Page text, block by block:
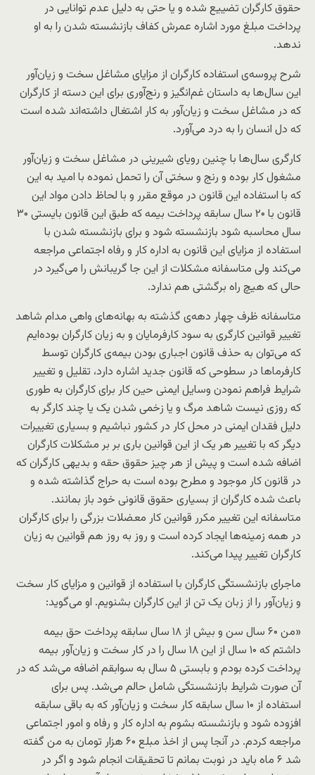
حقوق کارگران تضییع شده و یا حتی به دلیل عدم توانایی در
پرداخت مبلغ مورد اشاره عمرش کفاف بازنشسته شدن را به او
ندهد.
شرح پروسه‌ی استفاده کارگران از مزایای مشاغل سخت و زیان‌آور
این سال‌ها به داستان غم‌انگیز و رنج‌آوری برای این دسته از کارگران
که در مشاغل سخت و زیان‌آور به کار اشتغال داشته‌اند شده است
که دل انسان را به درد می‌آورد.
کارگری سال‌ها با چنین رویای شیرینی در مشاغل سخت و زیان‌آور
مشغول کار بوده و رنج و سختی آن را تحمل نموده با امید به این
که با استفاده این قانون در موقع مقرر و با لحاظ دادن مواد این
قانون با ۲۰ سال سابقه پرداخت بیمه که طبق این قانون بایستی ۳۰
سال محاسبه شود بازنشسته شود و برای بازنشسته شدن با
استفاده از مزایای این قانون به اداره کار و رفاه اجتماعی مراجعه
می‌کند ولی متاسفانه مشکلات از این جا گریبانش را می‌گیرد در
حالی که هیچ راه برگشتی هم ندارد.
متاسفانه ظرف چهار دهه‌ی گذشته به بهانه‌های واهی مدام شاهد
تغییر قوانین کارگری به سود کارفرمایان و به زیان کارگران بوده‌ایم
که می‌توان به حذف قانون اجباری بودن بیمه‌ی کارگران توسط
کارفرماها در سطوحی که قانون جدید اشاره دارد، تقلیل و تغییر
شرایط فراهم نمودن وسایل ایمنی حین کار برای کارگران به طوری
که روزی نیست شاهد مرگ و یا زخمی شدن یک یا چند کارگر به
دلیل فقدان ایمنی در محل کار در کشور نباشیم و بسیاری تغییرات
دیگر که با تغییر هر یک از این قوانین باری بر بر مشکلات کارگران
اضافه شده است و پیش از هر چیز حقوق حقه و بدیهی کارگران که
در قانون کار موجود و مطرح بوده است به حراج گذاشته شده و
باعث شده کارگران از بسیاری حقوق قانونی خود باز بمانند.
متاسفانه این تغییر مکرر قوانین کار معضلات بزرگی را برای کارگران
در همه زمینه‌ها ایجاد کرده است و روز به روز هم قوانین به زیان
کارگران تغییر پیدا می‌کند.
ماجرای بازنشستگی کارگران با استفاده از قوانین و مزایای کار سخت
و زیان‌آور را از زبان یک تن از این کارگران بشنویم. او می‌گوید:
«من ۶۰ سال سن و بیش از ۱۸ سال سابقه پرداخت حق بیمه
داشتم که ۱۰ سال از این ۱۸ سال را در کار سخت و زیان‌آور بیمه
پرداخت کرده بودم و بابستی ۵ سال به سوابقم اضافه می‌شد که در
آن صورت شرایط بازنشستگی شامل حالم می‌شد. پس برای
استفاده از ۱۰ سال سابقه کار سخت و زیان‌آور که به باقی سابقه
افزوده شود و بازنشسته بشوم به اداره کار و رفاه و امور اجتماعی
مراجعه کردم. در آنجا پس از اخذ مبلع ۶۰ هزار تومان به من گفته
شد ۶ ماه باید در نوبت بمانم تا تحقیقات انجام شود و اگر در